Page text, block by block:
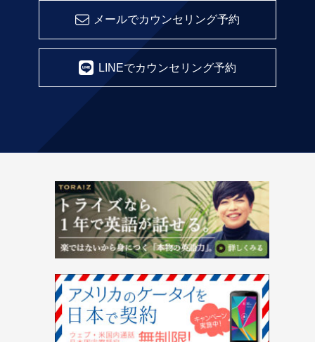
メールでカウンセリング予約
LINEでカウンセリング予約